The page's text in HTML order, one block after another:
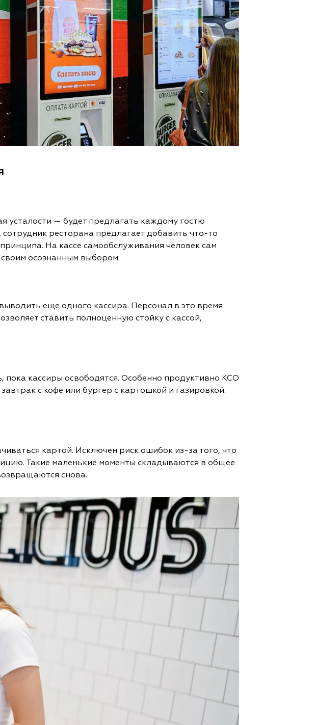
усталости — будет предлагать каждому гостю
ресторана предлагает добавить что-то
На кассе самообслуживания человек сам
своим осознанным выбором.
еще одного кассира. Персонал в это время
ставить полноценную стойку с кассой,
пока кассиры освободятся. Особенно продуктивно КСО
с кофе или бургер с картошкой и газировкой.
картой. Исключен риск ошибок из-за того, что
Такие маленькие моменты складываются в общее
снова.